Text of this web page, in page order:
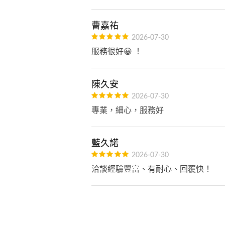
曹嘉祐
2026-07-30
服務很好😀 ！
陳久安
2026-07-30
專業，細心，服務好
藍久諾
2026-07-30
洽談經驗豐富、有耐心、回覆快！